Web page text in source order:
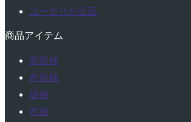
ユーカリが丘店
商品アイテム
黒留袖
色留袖
振袖
喪服